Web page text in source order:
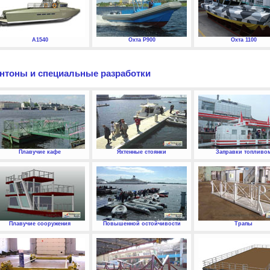
А1540 Охта P900 Охта 1100
и специальные разработки
Плавучие кафе Яхтенные стоянки Заправки
Плавучие сооружения Повышенной остойчивости Трапы